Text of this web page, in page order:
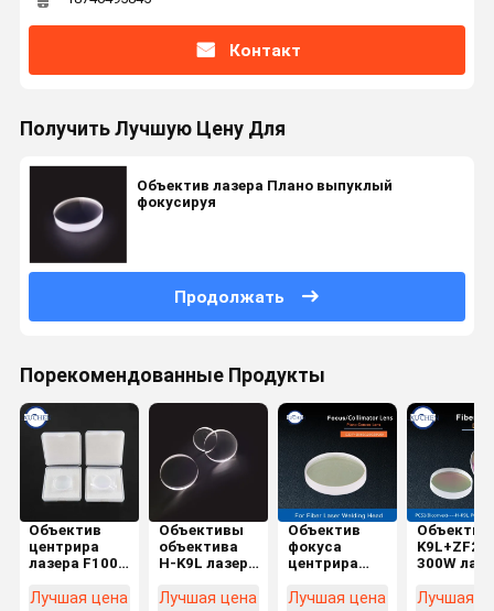
Контакт
Получить Лучшую Цену Для
Объектив лазера Плано выпуклый
фокусируя
Продолжать
Порекомендованные Продукты
Объектив
центрира
лазера F100
двояковыпуклый
Лучшая цена
Объективы
объектива
H-K9L лазера
FL50mm
Лучшая цена
Объектив
фокуса
центрира
волокна D20
Лучшая цена
Объектив
K9L+ZF2
300W
мениска
Лучшая